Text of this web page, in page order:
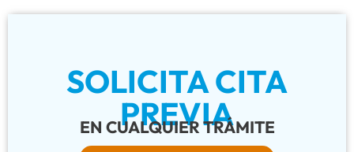
SOLICITA CITA
PREVIA
EN CUALQUIER TRÁMITE